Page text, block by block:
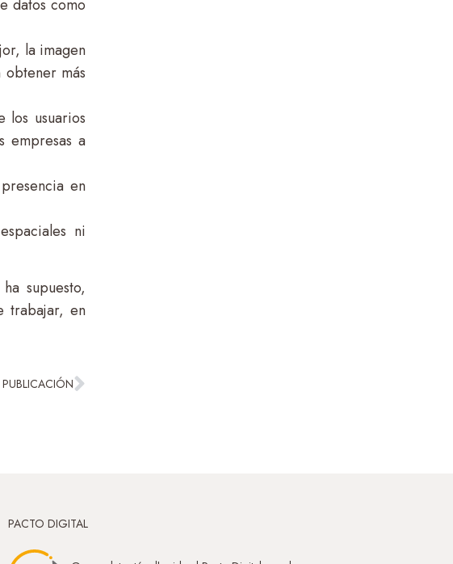
datos como
la imagen
más
los usuarios
empresas a
en
ni
supuesto,
trabajar, en
PACTO DIGITAL